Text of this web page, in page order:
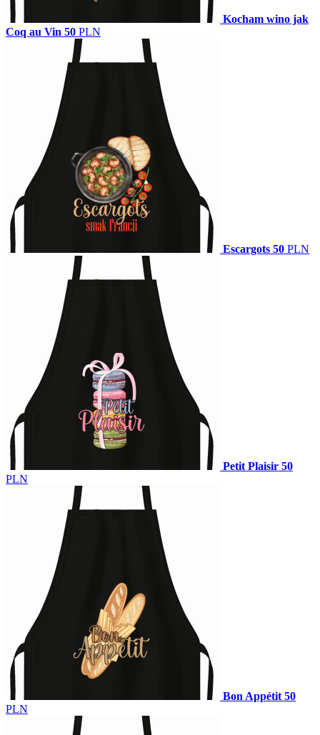
Kocham wino jak
Coq au Vin 50 PLN
Escargots 50 PLN
Petit Plaisir 50
PLN
Bon Appétit 50
PLN